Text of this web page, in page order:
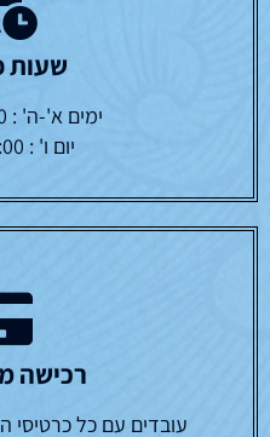
שעות
ימים א'-ה' : 14:00 - 19:00
יום ו' : 9:00 - 10:30
רכישה